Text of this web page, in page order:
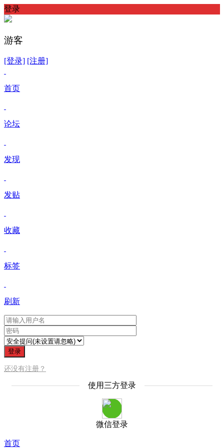
登录
游客
[登录] [注册]
首页
论坛
发现
发贴
收藏
标签
刷新
登录
还没有注册？
使用三方登录
微信登录
首页